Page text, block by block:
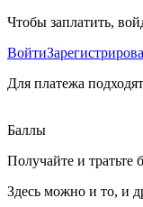
Чтобы заплатить,
Войти
Для платежа
Баллы
Получайте и тратьте
Здесь можно и то, и